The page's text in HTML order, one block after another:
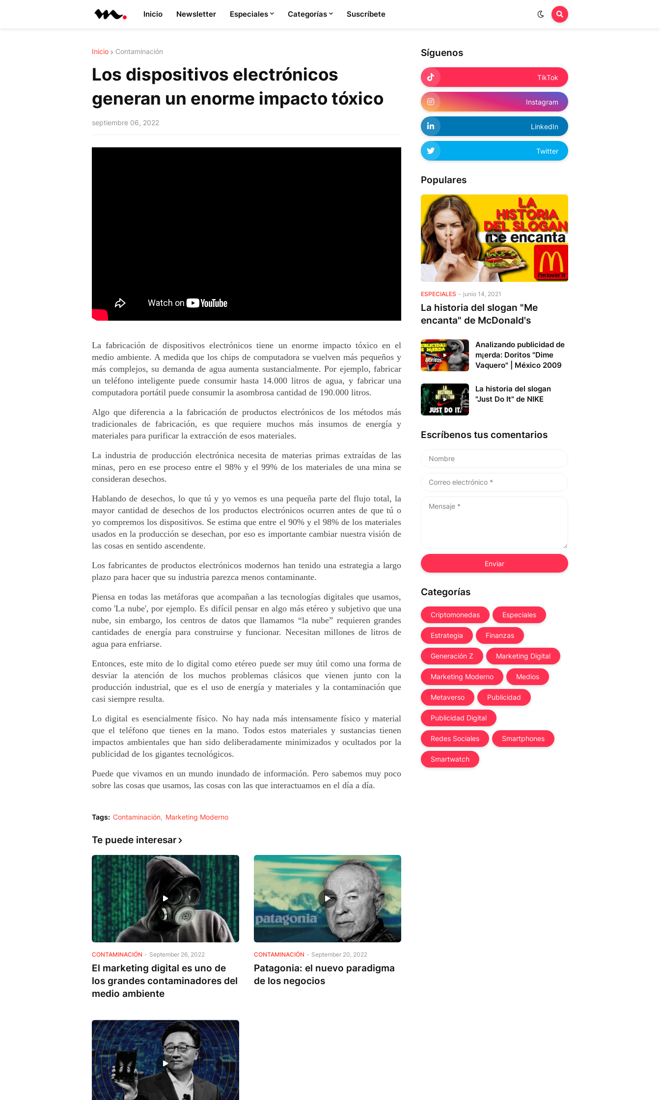
Inicio Newsletter Especiales Categorías Suscríbete
Inicio Contaminación
Los dispositivos electrónicos
generan un enorme impacto tóxico
septiembre 06, 2022
La fabricación de dispositivos electrónicos tiene un enorme impacto tóxico en el
medio ambiente. A medida que los chips de computadora se vuelven más pequeños y
más complejos, su demanda de agua aumenta sustancialmente. Por ejemplo, fabricar
un teléfono inteligente puede consumir hasta 14.000 litros de agua, y fabricar una
computadora portátil puede consumir la asombrosa cantidad de 190.000 litros.
Algo que diferencia a la fabricación de productos electrónicos de los métodos más
tradicionales de fabricación, es que requiere muchos más insumos de energía y
materiales para purificar la extracción de esos materiales.
La industria de producción electrónica necesita de materias primas extraídas de las
minas, pero en ese proceso entre el 98% y el 99% de los materiales de una mina se
consideran desechos.
Hablando de desechos, lo que tú y yo vemos es una pequeña parte del flujo total, la
mayor cantidad de desechos de los productos electrónicos ocurren antes de que tú o
yo compremos los dispositivos. Se estima que entre el 90% y el 98% de los materiales
usados en la producción se desechan, por eso es importante cambiar nuestra visión de
las cosas en sentido ascendente.
Los fabricantes de productos electrónicos modernos han tenido una estrategia a largo
plazo para hacer que su industria parezca menos contaminante.
Piensa en todas las metáforas que acompañan a las tecnologías digitales que usamos,
como 'La nube', por ejemplo. Es difícil pensar en algo más etéreo y subjetivo que una
nube, sin embargo, los centros de datos que llamamos “la nube” requieren grandes
cantidades de energía para construirse y funcionar. Necesitan millones de litros de
agua para enfriarse.
Entonces, este mito de lo digital como etéreo puede ser muy útil como una forma de
desviar la atención de los muchos problemas clásicos que vienen junto con la
producción industrial, que es el uso de energía y materiales y la contaminación que
casi siempre resulta.
Lo digital es esencialmente físico. No hay nada más intensamente físico y material
que el teléfono que tienes en la mano. Todos estos materiales y sustancias tienen
impactos ambientales que han sido deliberadamente minimizados y ocultados por la
publicidad de los gigantes tecnológicos.
Puede que vivamos en un mundo inundado de información. Pero sabemos muy poco
sobre las cosas que usamos, las cosas con las que interactuamos en el día a día.
Tags: Contaminación Marketing Moderno
Te puede interesar
CONTAMINACIÓN - September 26, 2022
El marketing digital es uno de
los grandes contaminadores del
medio ambiente
CONTAMINACIÓN - September 20, 2022
Patagonia: el nuevo paradigma
de los negocios
Síguenos
TikTok
Instagram
LinkedIn
Twitter
Populares
ESPECIALES - junio 14, 2021
La historia del slogan "Me
encanta" de McDonald's
Analizando publicidad de
m¡erda: Doritos "Dime
Vaquero" | México 2009
La historia del slogan
"Just Do It" de NIKE
Escríbenos tus comentarios
Categorías
Criptomonedas Especiales
Estrategia Finanzas
Generación Z Marketing Digital
Marketing Moderno Medios
Metaverso Publicidad
Publicidad Digital
Redes Sociales Smartphones
Smartwatch